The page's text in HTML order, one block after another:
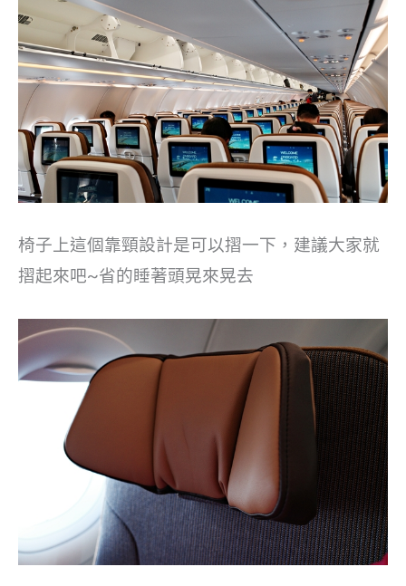
椅子上這個靠頸設計是可以摺一下，建議大家就
摺起來吧~省的睡著頭晃來晃去